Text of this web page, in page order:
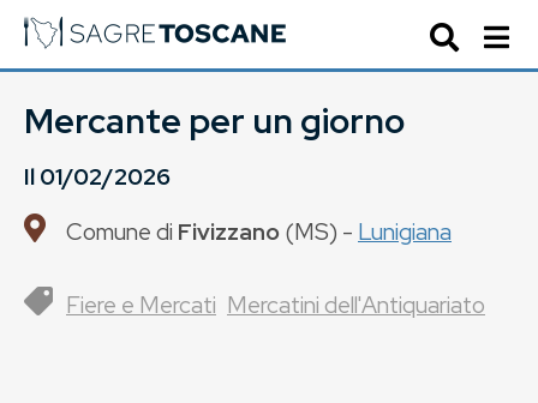
Mercante per un giorno
Il01/02/2026
Comune di Fivizzano(MS) - Lunigiana
Fiere e Mercati Mercatini dell'Antiquariato